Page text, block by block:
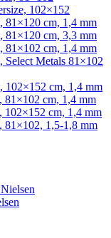
102×152
81×120 cm, 1,4 mm
81×120 cm, 3,3 mm
81×102 cm, 1,4 mm
Select Metals 81×102
102×152 cm, 1,4 mm
81×102 cm, 1,4 mm
102×152 cm, 1,4 mm
81×102, 1,5-1,8 mm